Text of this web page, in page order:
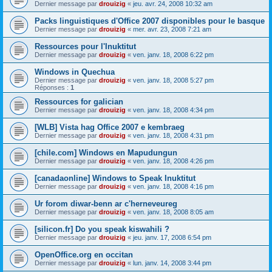
Dernier message par drouizig « jeu. avr. 24, 2008 10:32 am
Packs linguistiques d'Office 2007 disponibles pour le basque
Dernier message par drouizig « mer. avr. 23, 2008 7:21 am
Ressources pour l'Inuktitut
Dernier message par drouizig « ven. janv. 18, 2008 6:22 pm
Windows in Quechua
Dernier message par drouizig « ven. janv. 18, 2008 5:27 pm
Réponses : 1
Ressources for galician
Dernier message par drouizig « ven. janv. 18, 2008 4:34 pm
[WLB] Vista hag Office 2007 e kembraeg
Dernier message par drouizig « ven. janv. 18, 2008 4:31 pm
[chile.com] Windows en Mapudungun
Dernier message par drouizig « ven. janv. 18, 2008 4:26 pm
[canadaonline] Windows to Speak Inuktitut
Dernier message par drouizig « ven. janv. 18, 2008 4:16 pm
Ur forom diwar-benn ar c'herneveureg
Dernier message par drouizig « ven. janv. 18, 2008 8:05 am
[silicon.fr] Do you speak kiswahili ?
Dernier message par drouizig « jeu. janv. 17, 2008 6:54 pm
OpenOffice.org en occitan
Dernier message par drouizig « lun. janv. 14, 2008 3:44 pm